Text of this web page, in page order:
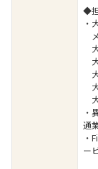
◆
・
・
通
・
ー